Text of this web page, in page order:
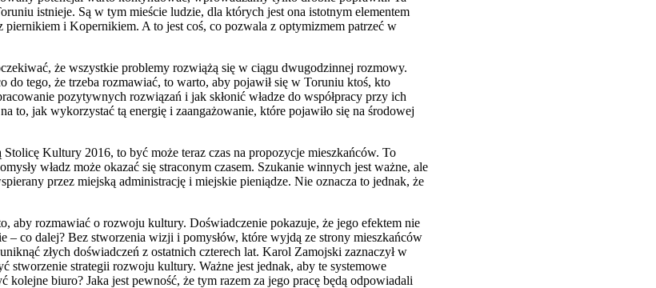
istnieje. Są w tym mieście ludzie, dla których jest ona istotnym elementem
i Kopernikiem. A to jest coś, co pozwala z optymizmem patrzeć w
że wszystkie problemy rozwiążą się w ciągu dwugodzinnej rozmowy.
do tego, że trzeba rozmawiać, to warto, aby pojawił się w Toruniu ktoś, kto
pozytywnych rozwiązań i jak skłonić władze do współpracy przy ich
to, jak wykorzystać tą energię i zaangażowanie, które pojawiło się na środowej
Kultury 2016, to być może teraz czas na propozycje mieszkańców. To
władz może okazać się straconym czasem. Szukanie winnych jest ważne, ale
przez miejską administrację i miejskie pieniądze. Nie oznacza to jednak, że
aby rozmawiać o rozwoju kultury. Doświadczenie pokazuje, że jego efektem nie
co dalej? Bez stworzenia wizji i pomysłów, które wyjdą ze strony mieszkańców
złych doświadczeń z ostatnich czterech lat. Karol Zamojski zaznaczył w
stworzenie strategii rozwoju kultury. Ważne jest jednak, aby te systemowe
biuro? Jaka jest pewność, że tym razem za jego pracę będą odpowiadali